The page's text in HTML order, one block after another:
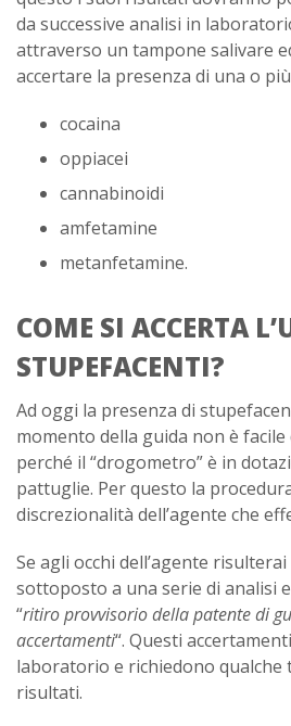
da successive analisi in
attraverso un tampone salivare
accertare la presenza di una o
cocaina
oppiacei
cannabinoidi
amfetamine
metanfetamine.
COME SI ACCERTA
STUPEFACENTI?
Ad oggi la presenza di
momento della guida non è facile
perché il “drogometro” è in
pattuglie. Per questo la
discrezionalità dell’agente che
Se agli occhi dell’agente risulterai
sottoposto a una serie di analisi
“ritiro provvisorio della patente di
accertamenti“. Questi
laboratorio e richiedono qualche
risultati.